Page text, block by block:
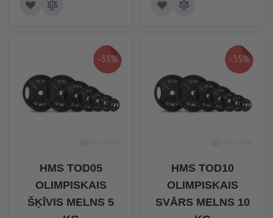
-35%
HMS TOD05
OLIMPISKAIS
ŠĶĪVIS MELNS 5
-35%
HMS TOD10
OLIMPISKAIS
SVĀRS MELNS 10